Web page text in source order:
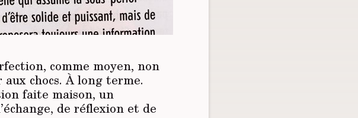
comme moyen, non
chocs. À long terme.
faite maison, un
de réflexion et de